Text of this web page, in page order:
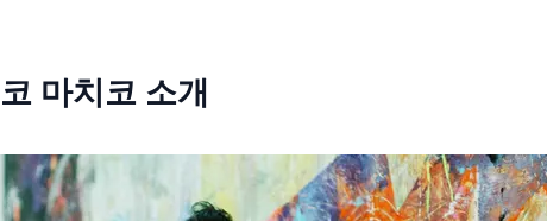
마치코 소개